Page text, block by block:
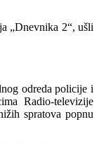
„Dnevnika 2“, ušli
odreda policije i
Radio-televizije
spratova popnu